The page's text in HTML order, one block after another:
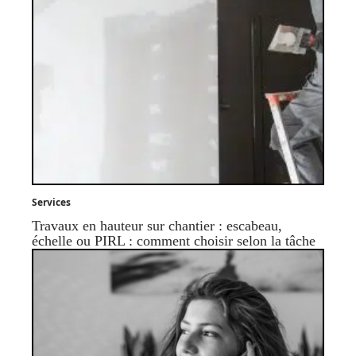
Services
Travaux en hauteur sur chantier : escabeau,
échelle ou PIRL : comment choisir selon la tâche